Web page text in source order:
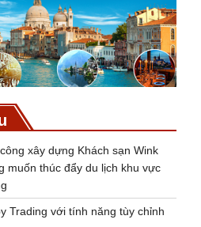
xây dựng Khách sạn Wink
muốn thúc đẩy du lịch khu vực
Trading với tính năng tùy chỉnh